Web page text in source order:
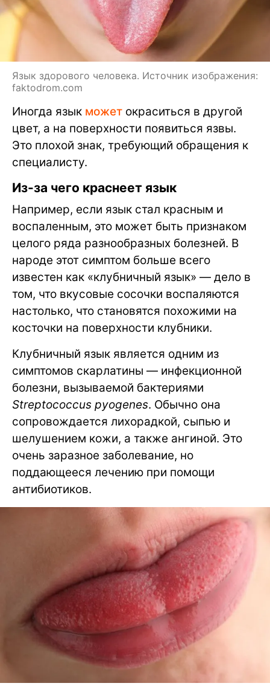
Язык здорового человека. Источник изображения:
faktodrom.com
Иногда язык может окраситься в другой
цвет, а на поверхности появиться язвы.
Это плохой знак, требующий обращения к
специалисту.
Из-за чего краснеет язык
Например, если язык стал красным и
воспаленным, это может быть признаком
целого ряда разнообразных болезней. В
народе этот симптом больше всего
известен как «клубничный язык» — дело в
том, что вкусовые сосочки воспаляются
настолько, что становятся похожими на
косточки на поверхности клубники.
Клубничный язык является одним из
симптомов скарлатины — инфекционной
болезни, вызываемой бактериями
Streptococcus pyogenes. Обычно она
сопровождается лихорадкой, сыпью и
шелушением кожи, а также ангиной. Это
очень заразное заболевание, но
поддающееся лечению при помощи
антибиотиков.